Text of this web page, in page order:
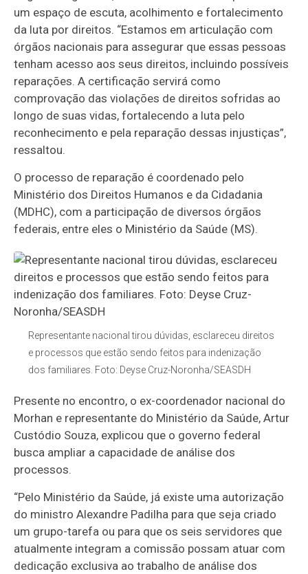
um espaço de escuta, acolhimento e fortalecimento
da luta por direitos. “Estamos em articulação com
órgãos nacionais para assegurar que essas pessoas
tenham acesso aos seus direitos, incluindo possíveis
reparações. A certificação servirá como
comprovação das violações de direitos sofridas ao
longo de suas vidas, fortalecendo a luta pelo
reconhecimento e pela reparação dessas injustiças”,
ressaltou.
O processo de reparação é coordenado pelo
Ministério dos Direitos Humanos e da Cidadania
(MDHC), com a participação de diversos órgãos
federais, entre eles o Ministério da Saúde (MS).
Representante nacional tirou dúvidas, esclareceu direitos
e processos que estão sendo feitos para indenização
dos familiares. Foto: Deyse Cruz-Noronha/SEASDH
Presente no encontro, o ex-coordenador nacional do
Morhan e representante do Ministério da Saúde, Artur
Custódio Souza, explicou que o governo federal
busca ampliar a capacidade de análise dos
processos.
“Pelo Ministério da Saúde, já existe uma autorização
do ministro Alexandre Padilha para que seja criado
um grupo-tarefa ou para que os seis servidores que
atualmente integram a comissão possam atuar com
dedicação exclusiva ao trabalho de análise dos